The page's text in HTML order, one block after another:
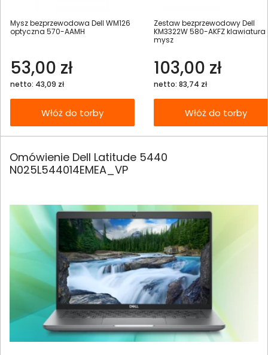
Mysz bezprzewodowa Dell WM126
optyczna 570-AAMH
53,00 zł
netto: 43,09 zł
Włóż do torby
Zestaw bezprzewodowy Dell
KM3322W 580-AKFZ klawiatura
mysz
103,00 zł
netto: 83,74 zł
Włóż do torby
Omówienie Dell Latitude 5440
N025L544014EMEA_VP